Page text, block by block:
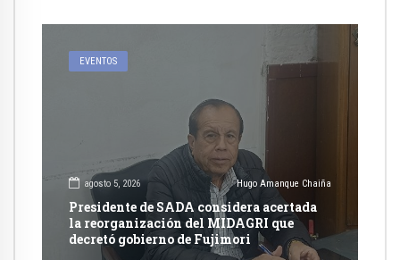
EVENTOS
agosto 5, 2026 Hugo Amanque Chaiña
Presidente de SADA considera acertada
la reorganización del MIDAGRI que
decretó gobierno de Fujimori